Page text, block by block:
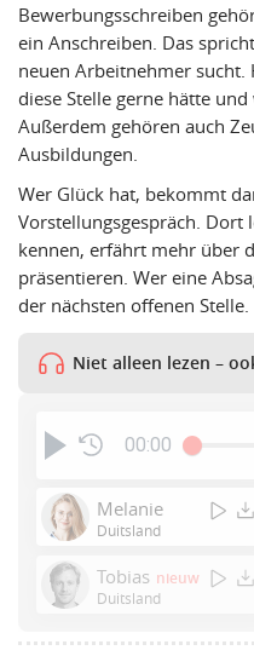
Bewerbungsschreiben
ein Anschreiben. Das
neuen Arbeitnehmer
diese Stelle gerne hätte
Außerdem gehören auch
Ausbildungen.
Wer Glück hat, bekommt
Vorstellungsgespräch.
kennen, erfährt mehr über
präsentieren. Wer eine
der nächsten offenen Stelle.
Niet alleen lezen –
00:00
Melanie
Duitsland
Tobias nieuw
Duitsland